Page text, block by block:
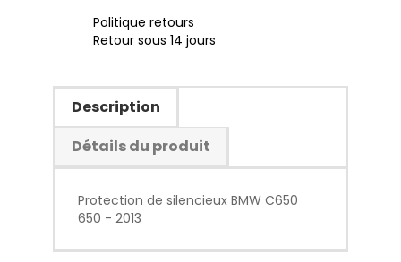
Politique retours
Retour sous 14 jours
Description
Détails du produit
Protection de silencieux BMW C650
650 - 2013